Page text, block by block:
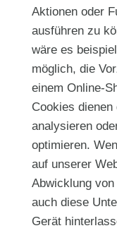
Aktionen oder
ausführen zu
wäre es
möglich, die
einem Online-
Cookies
analysieren
optimieren.
auf unserer
Abwicklung
auch diese
Gerät